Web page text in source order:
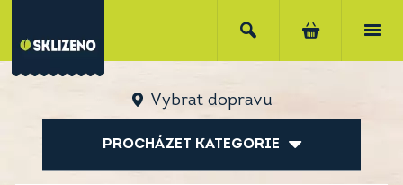
Vybrat dopravu
PROCHÁZET KATEGORIE